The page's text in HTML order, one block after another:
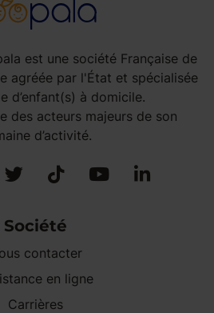
est une société Française de
agréée par l'État et spécialisée
d’enfant(s) à domicile.
des acteurs majeurs de son
d’activité.
Société
contacter
en ligne
Carrières